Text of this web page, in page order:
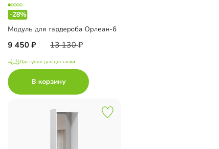
-28%
Модуль для гардероба Орлеан-6
9 450 13 130
Доступно для доставки
В корзину